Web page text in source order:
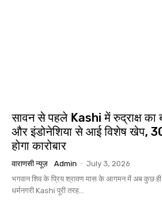
सावन से पहले Kashi में रुद्राक्ष का
और इंडोनेशिया से आई विशेष खेप,
होगा कारोबार
वाराणसी न्यूज़ Admin - July 3, 2026
भगवान शिव के प्रिय श्रावण मास के आगमन में अब कुछ
धर्मनगरी Kashi पूरी तरह...